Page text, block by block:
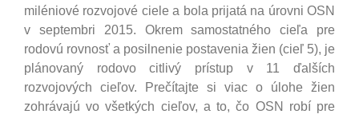
miléniové rozvojové ciele a bola prijatá na úrovni OSN
v septembri 2015. Okrem samostatného cieľa pre
rodovú rovnosť a posilnenie postavenia žien (cieľ 5), je
plánovaný rodovo citlivý prístup v 11 ďalších
rozvojových cieľov. Prečítajte si viac o úlohe žien
zohrávajú vo všetkých cieľov, a to, čo OSN robí pre